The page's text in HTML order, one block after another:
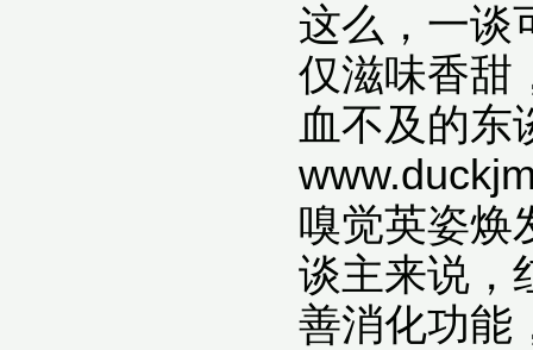
这么，一谈
仅滋味香甜
血不及的东
嗅觉英姿焕
谈主来说，
善消化功能